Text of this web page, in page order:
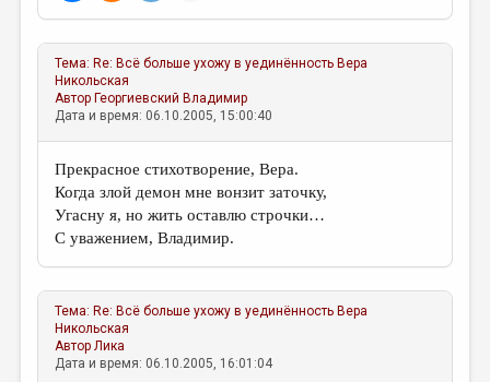
МЕДИА
ВКОНТАКТЕ
Тема:Re: Всё больше ухожу в уединённость Вера
Никольская
АвторГеоргиевский Владимир
Дата и время: 06.10.2005, 15:00:40
Прекрасное стихотворение, Вера.
Когда злой демон мне вонзит заточку,
Угасну я, но жить оставлю строчки…
С уважением, Владимир.
Тема:Re: Всё больше ухожу в уединённость Вера
Никольская
АвторЛика
Дата и время: 06.10.2005, 16:01:04